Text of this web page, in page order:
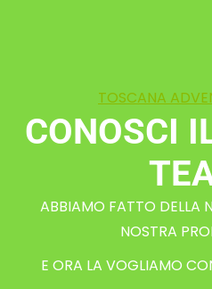
TOSCANA
CONOSCI
ABBIAMO FATTO DELLA
NOSTRA
E ORA LA VOGLIAMO